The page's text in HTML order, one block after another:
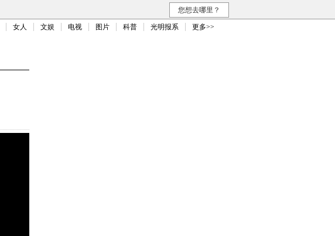
您想去哪里？
女人 文娱 电视 图片 科普 光明报系 更多>>